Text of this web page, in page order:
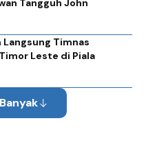
Tangguh John
Langsung Timnas
Leste di Piala